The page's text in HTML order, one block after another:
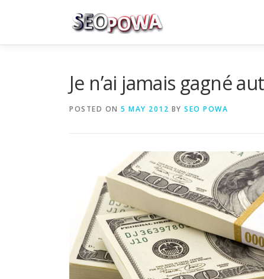
Je n’ai jamais gagné
POSTED ON 5 MAY 2012 BY SEO POWA